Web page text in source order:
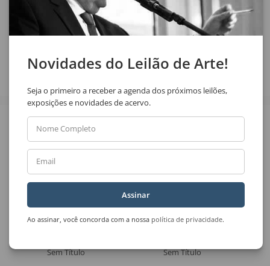
Compartilhar
Veja também
Sem Título
Sem Título
Novidades do Leilão de Arte!
Seja o primeiro a receber a agenda dos próximos leilões,
exposições e novidades de acervo.
Nome Completo
Email
Assinar
Ao assinar, você concorda com a nossa política de privacidade.